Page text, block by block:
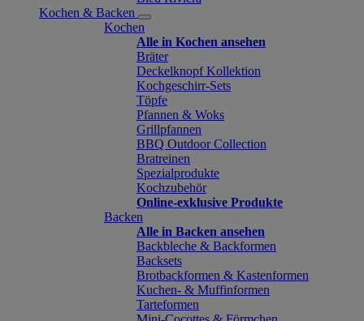
Kochen & Backen
Kochen
Alle in Kochen ansehen
Bräter
Deckelknopf Kollektion
Kochgeschirr-Sets
Töpfe
Pfannen & Woks
Grillpfannen
BBQ Outdoor Collection
Bratreinen
Spezialprodukte
Kochzubehör
Online-exklusive Produkte
Backen
Alle in Backen ansehen
Backbleche & Backformen
Backsets
Brotbackformen & Kastenformen
Kuchen- & Muffinformen
Tarteformen